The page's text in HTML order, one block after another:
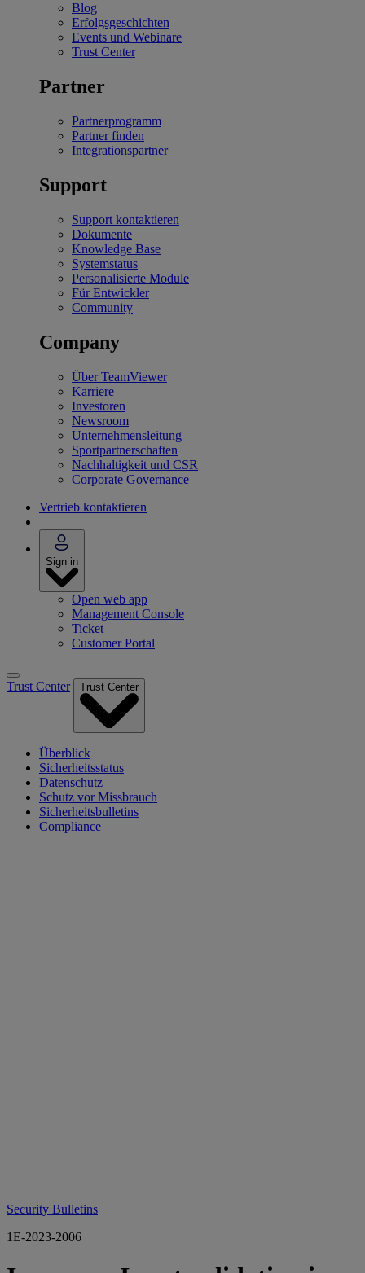
Blog
Erfolgsgeschichten
Events und Webinare
Trust Center
Partner
Partnerprogramm
Partner finden
Integrationspartner
Support
Support kontaktieren
Dokumente
Knowledge Base
Systemstatus
Personalisierte Module
Für Entwickler
Community
Company
Über TeamViewer
Karriere
Investoren
Newsroom
Unternehmensleitung
Sportpartnerschaften
Nachhaltigkeit und CSR
Corporate Governance
Vertrieb kontaktieren
Sign in
Open web app
Management Console
Ticket
Customer Portal
Trust Center Trust Center
Überblick
Sicherheitsstatus
Datenschutz
Schutz vor Missbrauch
Sicherheitsbulletins
Compliance
Security Bulletins
1E-2023-2006